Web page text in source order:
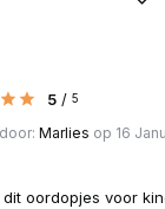
5 / 5
Marlies op 16
dit oordopjes voor